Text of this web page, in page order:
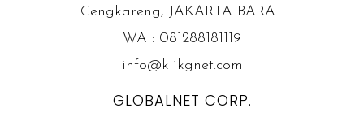
Cengkareng, JAKARTA BARAT.
WA : 081288181119
info@klikgnet.com
GLOBALNET CORP.